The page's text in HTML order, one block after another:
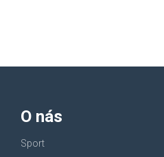
O nás
Sport